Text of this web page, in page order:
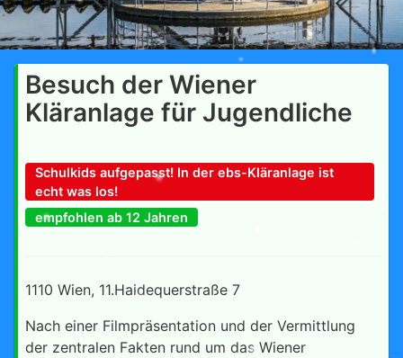
Besuch der Wiener
Kläranlage für Jugendliche
Schulkids aufgepasst! In der ebs-Kläranlage ist
echt was los!
empfohlen ab 12 Jahren
1110 Wien, 11.Haidequerstraße 7
Nach einer Filmpräsentation und der Vermittlung
der zentralen Fakten rund um das Wiener